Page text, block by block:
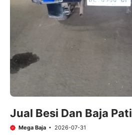
Jual Besi Dan Baja Pati
Mega Baja 2026-07-31